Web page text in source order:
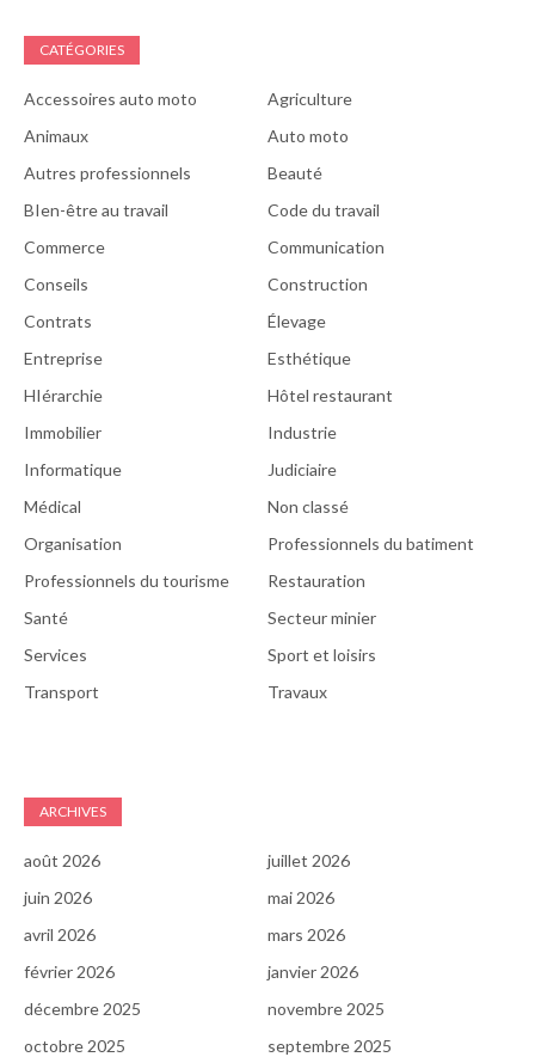
CATÉGORIES
Accessoires auto moto
Agriculture
Animaux
Auto moto
Autres professionnels
Beauté
BIen-être au travail
Code du travail
Commerce
Communication
Conseils
Construction
Contrats
Élevage
Entreprise
Esthétique
HIérarchie
Hôtel restaurant
Immobilier
Industrie
Informatique
Judiciaire
Médical
Non classé
Organisation
Professionnels du batiment
Professionnels du tourisme
Restauration
Santé
Secteur minier
Services
Sport et loisirs
Transport
Travaux
ARCHIVES
août 2026
juillet 2026
juin 2026
mai 2026
avril 2026
mars 2026
février 2026
janvier 2026
décembre 2025
novembre 2025
octobre 2025
septembre 2025